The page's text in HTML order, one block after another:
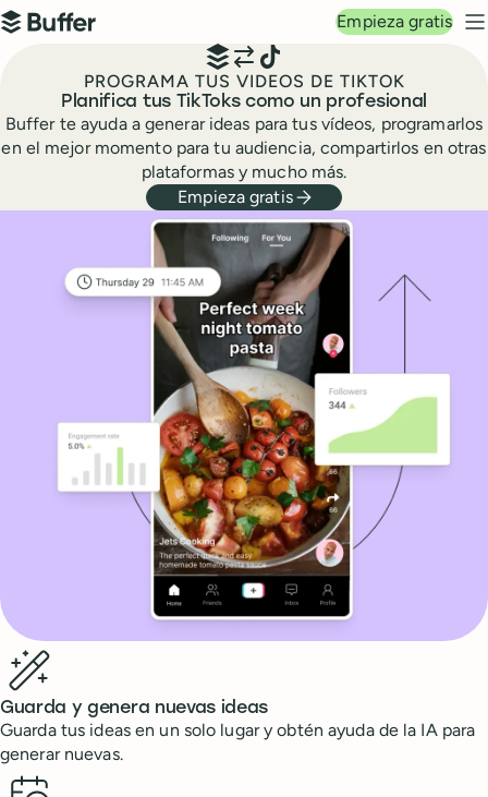
Navegación principal
Buffer
Empieza gratis
PROGRAMA TUS VIDEOS DE TIKTOK
Planifica tus TikToks como un profesional
Buffer te ayuda a generar ideas para tus vídeos, programarlos
en el mejor momento para tu audiencia, compartirlos en otras
plataformas y mucho más.
Empieza gratis
Benefits
Guarda y genera nuevas ideas
Guarda tus ideas en un solo lugar y obtén ayuda de la IA para
generar nuevas.